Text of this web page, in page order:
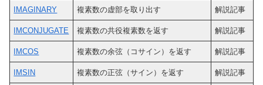
IMAGINARY 複素数の虚部を取り出す 解説記事
IMCONJUGATE 複素数の共役複素数を返す 解説記事
IMCOS 複素数の余弦（コサイン）を返す 解説記事
IMSIN 複素数の正弦（サイン）を返す 解説記事